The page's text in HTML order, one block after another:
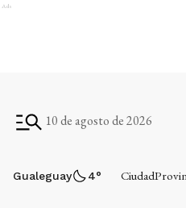
Ads
10 de agosto de 2026
Gualeguay 4° Ciudad